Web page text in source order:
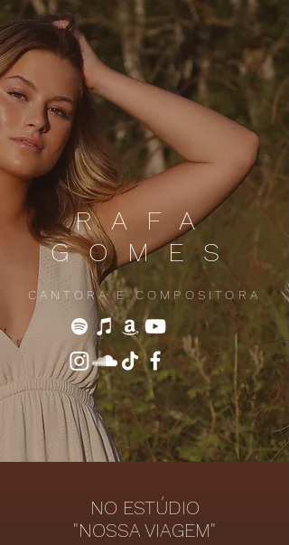
RAFA
GOMES
CANTORA E COMPOSITORA
NO ESTÚDIO
"NOSSA VIAGEM"